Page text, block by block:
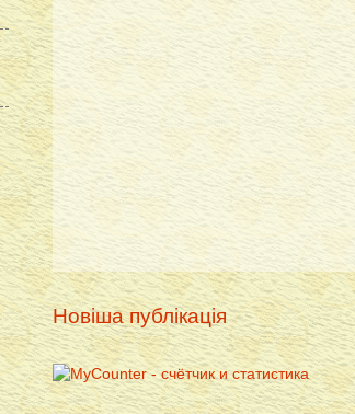
Новіша публікація